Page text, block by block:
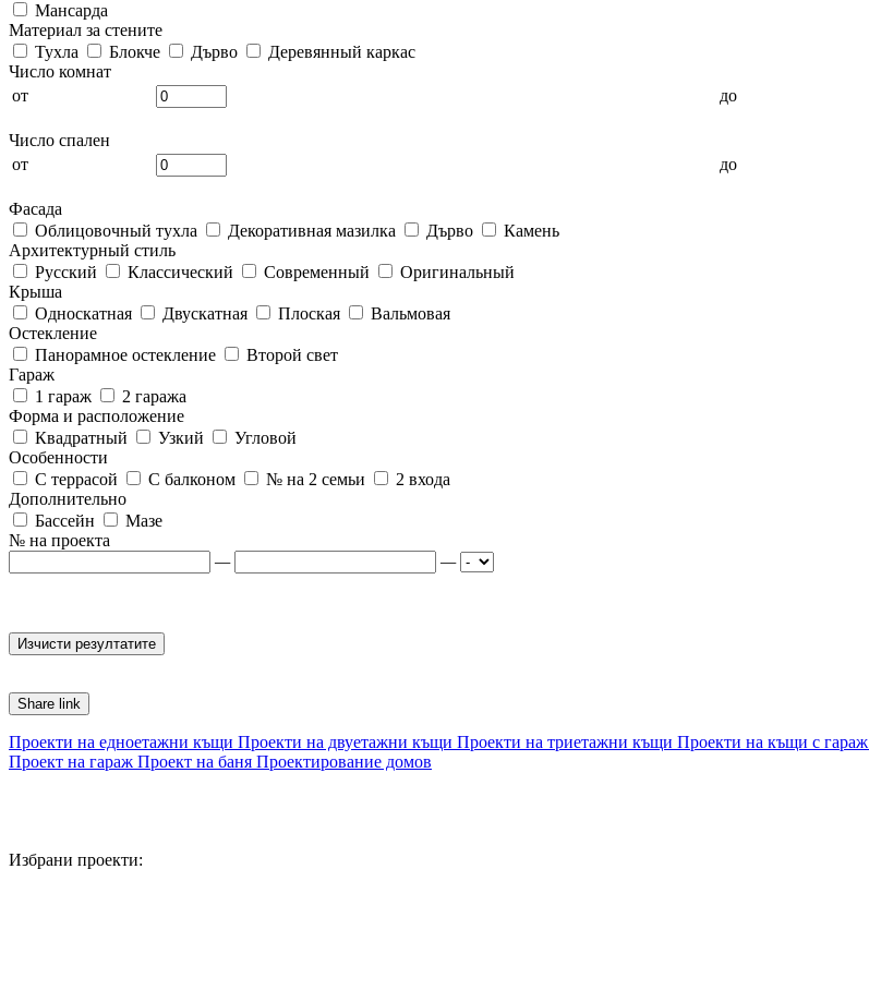
Мансарда
Материал за стените
Тухла
Блокче Дърво
Деревянный каркас
Число комнат
от
до
Число спален
от
до
Фасада
Облицовочный тухла
Декоративная мазилка Дърво
Камень
Архитектурный стиль
Русский
Классический Современный
Оригинальный
Крыша
Односкатная
Двускатная Плоская
Вальмовая
Остекление
Панорамное остекление
Второй свет
Гараж
1 гараж
2 гаража
Форма и расположение
Квадратный
Узкий
Угловой
Особенности
С террасой
С балконом № на 2 семьи
2 входа
Дополнительно
Бассейн
Мазе
№ на проекта
—
—
Share link
Проекти на едноетажни къщи Проекти на двуетажни къщи Проекти на триетажни къщи Проекти на къщи с гараж
Проект на гараж Проект на баня Проектирование домов
Избрани проекти: